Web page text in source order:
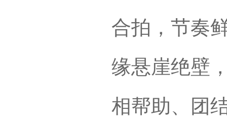
合拍，节奏
缘悬崖绝壁
相帮助、团